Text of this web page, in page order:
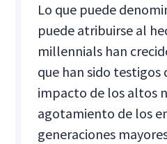
Lo que puede
puede atribuirse al
millennials han
que han sido
impacto de los altos
agotamiento de los
generaciones